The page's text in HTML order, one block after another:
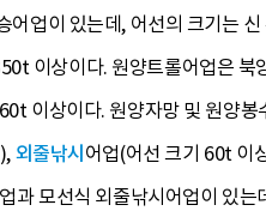
어업이 있는데, 어선의 크기는
이상이다. 원양트롤어업은
이상이다. 원양자망 및 원양
외줄낚시 어업(어선 크기 60t 이
과 모선식 외줄낚시어업이 있